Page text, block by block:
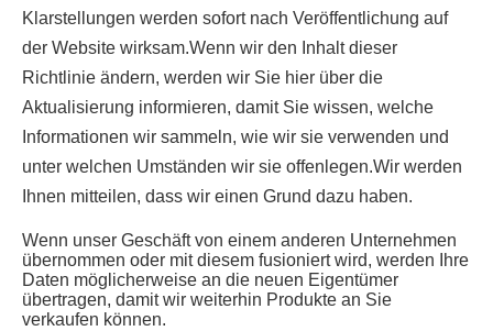
Klarstellungen werden sofort nach Veröffentlichung auf
der Website wirksam.Wenn wir den Inhalt dieser
Richtlinie ändern, werden wir Sie hier über die
Aktualisierung informieren, damit Sie wissen, welche
Informationen wir sammeln, wie wir sie verwenden und
unter welchen Umständen wir sie offenlegen.Wir werden
Ihnen mitteilen, dass wir einen Grund dazu haben.
Wenn unser Geschäft von einem anderen Unternehmen
übernommen oder mit diesem fusioniert wird, werden Ihre
Daten möglicherweise an die neuen Eigentümer
übertragen, damit wir weiterhin Produkte an Sie
verkaufen können.